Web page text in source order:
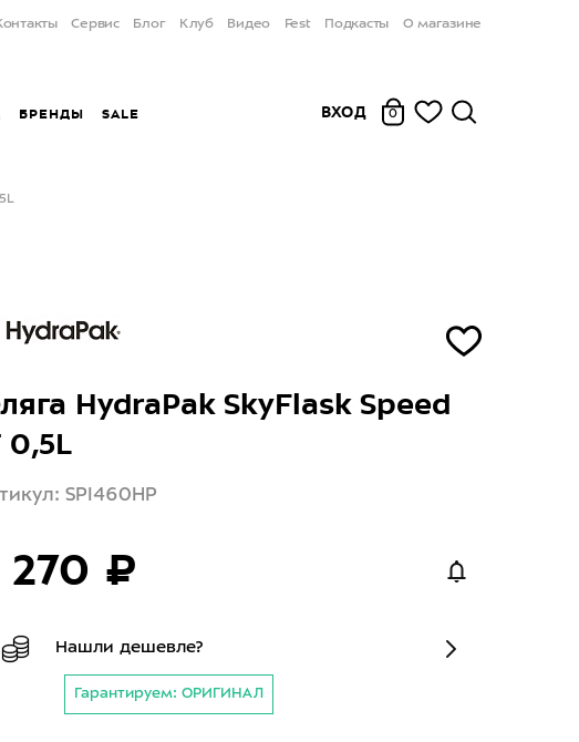
Сервис Блог Клуб Видео Fest Подкасты О магазине
БРЕНДЫ SALE ВХОД 0
HydraPak SkyFlask Speed
0,5L
SPI460HP
270 ₽
Нашли дешевле?
Гарантируем: ОРИГИНАЛ